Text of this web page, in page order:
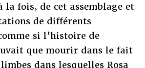
fois, de cet assemblage et
de différents
si l’histoire de
que mourir dans le fait
dans lesquelles Rosa